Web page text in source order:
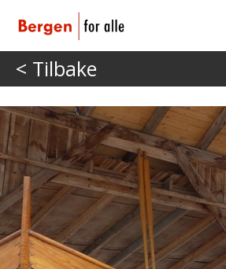
< Tilbake